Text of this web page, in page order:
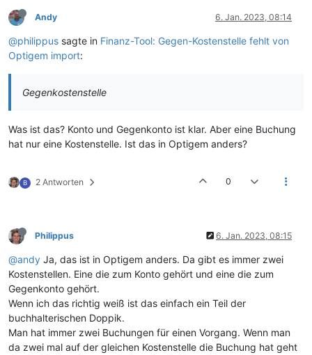
Andy 6. Jan. 2023, 08:14
@philippus sagte in Finanz-Tool: Gegen-Kostenstelle fehlt von
Optigem import:
Gegenkostenstelle
Was ist das? Konto und Gegenkonto ist klar. Aber eine Buchung
hat nur eine Kostenstelle. Ist das in Optigem anders?
B 2 Antworten 0
Philippus 6. Jan. 2023, 08:15
@andy Ja, das ist in Optigem anders. Da gibt es immer zwei
Kostenstellen. Eine die zum Konto gehört und eine die zum
Gegenkonto gehört.
Wenn ich das richtig weiß ist das einfach ein Teil der
buchhalterischen Doppik.
Man hat immer zwei Buchungen für einen Vorgang. Wenn man
da zwei mal auf der gleichen Kostenstelle die Buchung hat geht